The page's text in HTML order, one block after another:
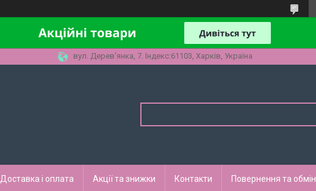
вул. Дерев'янка, 7. Індекс:61103, Харків, Україна
Доставка і оплата Акції та знижки Контакти Повернення та обмін